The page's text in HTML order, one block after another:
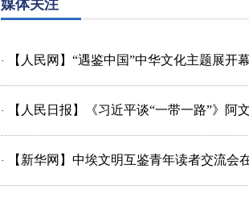
媒体关注
· 【人民网】“遇鉴中国”中华文化主题展开
· 【人民日报】《习近平谈“一带一路”》阿
· 【新华网】中埃文明互鉴青年读者交流会